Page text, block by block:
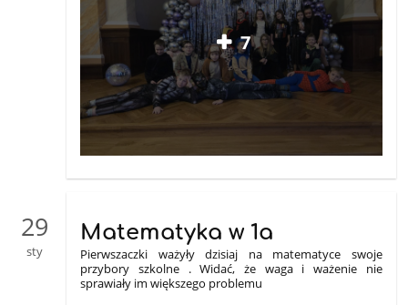
7
29
sty
Matematyka w 1a
Pierwszaczki ważyły dzisiaj na matematyce swoje
przybory szkolne . Widać, że waga i ważenie nie
sprawiały im większego problemu